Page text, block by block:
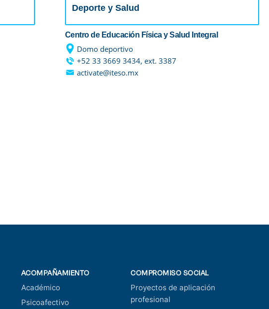
Deporte y Salud
Centro de Educación Física y Salud Integral
Domo deportivo
+52 33 3669 3434, ext. 3387
activate@iteso.mx
ACOMPAÑAMIENTO
Académico
Psicoafectivo
COMPROMISO SOCIAL
Proyectos de aplicación
profesional